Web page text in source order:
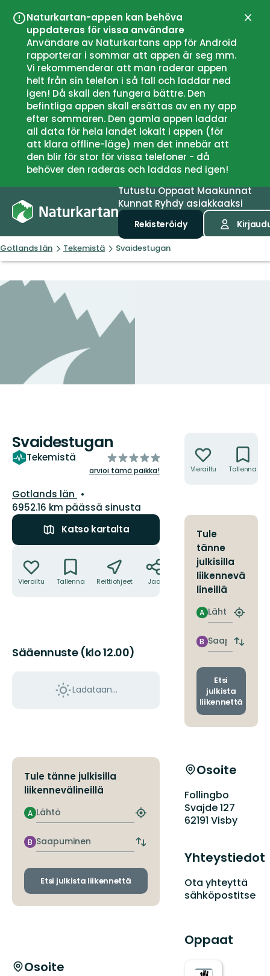
Naturkartan-appen kan behöva
uppdateras för vissa användare
Användare av Naturkartans app för Android
rapporterar i sommar att appen är seg mm.
Vi rekommenderar att man raderar appen
helt från sin telefon i så fall och laddar ned
igen! Då skall den fungera bättre. Den
befintliga appen skall ersättas av en ny app
efter sommaren. Den gamla appen laddar
all data för hela landet lokalt i appen (för
att klara offline-läge) men det innebär att
den blir för stor för vissa telefoner - då
behöver den raderas och laddas ned igen!
Sulje
TutustuOppaatMaakunnat
Kunnat Ryhdy asiakkaaksi
Rekisteröidy
Gotlands län Tekemistä Svaidestugan
Svaidestugan
Tekemistä
/5
tähteä
arvioi tämä paikka!
Kunta:
Gotlands län
6952.16 km päässä sinusta
Katso kartalta
Vierailtu Tallenna Reittiohjeet Jaa
Sääennuste (klo 12.00)
Ladataan…
Tule tänne julkisilla
liikennevälineillä
Lähtö
A
Etsi
pysäkki
Saapuminen
B
Vaihda
ja
saapumispysäkit
Etsi julkista liikennettä
Osoite
Vierailtu Tallenna
Tule
tänne
julkisilla
liikennevä
lineillä
Lähtö
A
Etsi
pysäkki
Saapuminen
B
Vaihda
ja
Etsi
julkista
liikennettä
Osoite
Follingbo
Svajde 127
62191 Visby
Yhteystiedot
Ota yhteyttä
sähköpostitse
Oppaat